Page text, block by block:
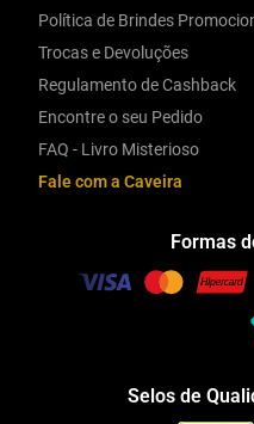
Política de Brindes
Trocas e Devoluções
Regulamento de Cashback
Encontre o seu Pedido
FAQ - Livro Misterioso
Fale com a Caveira
Formas
Selos de